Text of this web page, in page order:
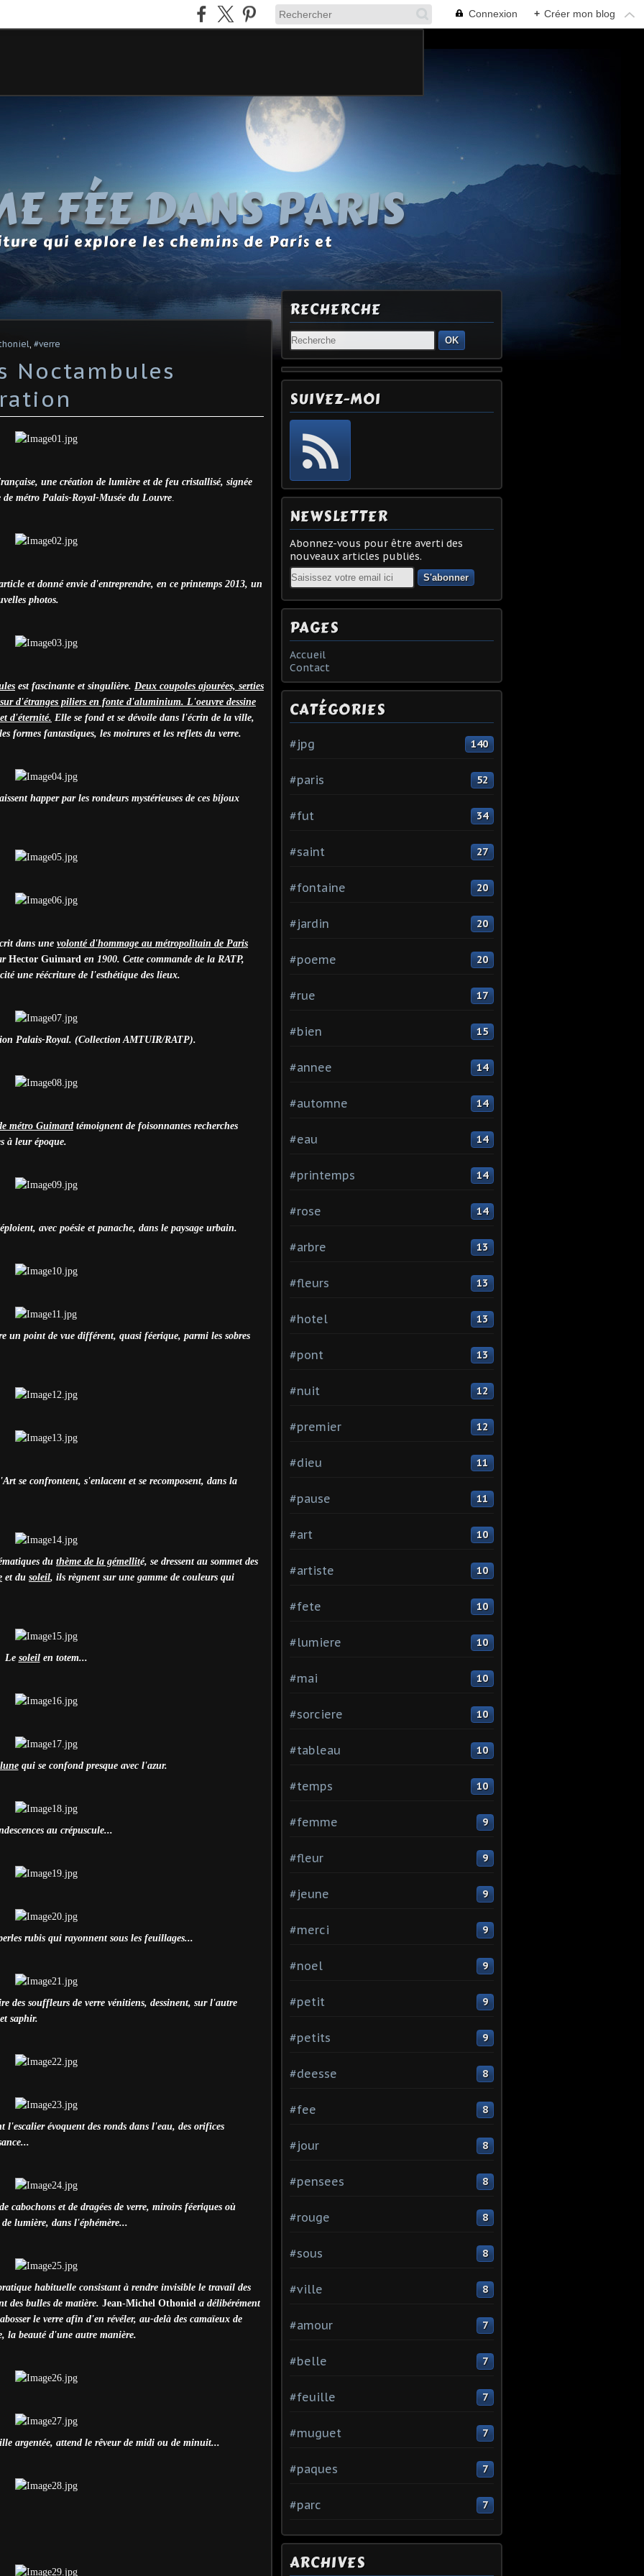
Connexion + Créer mon blog
FÉE DANS PARIS
qui explore les chemins de Paris et
#verre
Noctambules
une création de lumière et de feu cristallisé, signée
métro Palais-Royal-Musée du Louvre
et donné envie d'entreprendre, en ce printemps 2013, un
photos.
est fascinante et singulière. Deux coupoles ajourées, serties
d'étranges piliers en fonte d'aluminium. L'oeuvre dessine
d'éternité. Elle se fond et se dévoile dans l'écrin de la ville,
formes fantastiques, les moirures et les reflets du verre.
happer par les rondeurs mystérieuses de ces bijoux
dans une volonté d'hommage au métropolitain de Paris
Hector Guimard en 1900. Cette commande de la RATP,
une réécriture de l'esthétique des lieux.
Palais-Royal. (Collection AMTUIR/RATP).
métro Guimard témoignent de foisonnantes recherches
à leur époque.
avec poésie et panache, dans le paysage urbain.
un point de vue différent, quasi féerique, parmi les sobres
se confrontent, s'enlacent et se recomposent, dans la
du thème de la gémellité, se dressent au sommet des
et du soleil, ils règnent sur une gamme de couleurs qui
Le soleilen totem...
lunequi se confond presque avec l'azur.
au crépuscule...
rubis qui rayonnent sous les feuillages...
des souffleurs de verre vénitiens, dessinent, sur l'autre
saphir.
l'escalier évoquent des ronds dans l'eau, des orifices
cabochons et de dragées de verre, miroirs féeriques où
lumière, dans l'éphémère...
habituelle consistant à rendre invisible le travail des
des bulles de matière. Jean-Michel Othoniel a délibérément
le verre afin d'en révéler, au-delà des camaïeux de
la beauté d'une autre manière.
argentée, attend le rêveur de midi ou de minuit...
RECHERCHE
OK
SUIVEZ-MOI
NEWSLETTER
Abonnez-vous pour être averti des
nouveaux articles publiés.
Email
PAGES
Accueil
Contact
CATÉGORIES
#jpg 140
#paris 52
#fut 34
#saint 27
#fontaine 20
#jardin 20
#poeme 20
#rue 17
#bien 15
#annee 14
#automne 14
#eau 14
#printemps 14
#rose 14
#arbre 13
#fleurs 13
#hotel 13
#pont 13
#nuit 12
#premier 12
#dieu 11
#pause 11
#art 10
#artiste 10
#fete 10
#lumiere 10
#mai 10
#sorciere 10
#tableau 10
#temps 10
#femme 9
#fleur 9
#jeune 9
#merci 9
#noel 9
#petit 9
#petits 9
#deesse 8
#fee 8
#jour 8
#pensees 8
#rouge 8
#sous 8
#ville 8
#amour 7
#belle 7
#feuille 7
#muguet 7
#paques 7
#parc 7
ARCHIVES